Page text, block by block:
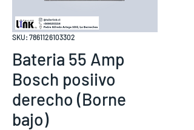
SKU: 7861126103302
Bateria 55 Amp
Bosch posiivo
derecho (Borne
bajo)